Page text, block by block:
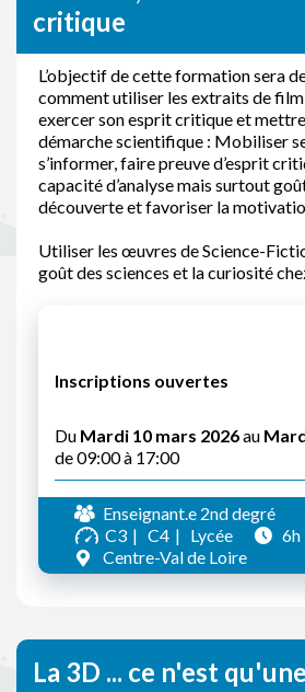
critique
L’objectif de cette formation sera
comment utiliser les extraits de
exercer son esprit critique et
démarche scientifique : Mobiliser
s’informer, faire preuve d’esprit
capacité d’analyse mais surtout
découverte et favoriser la
Utiliser les œuvres de Science-
goût des sciences et la curiosité
Inscriptions ouvertes
Du Mardi 10 mars 2026au
de 09:00 à 17:00
Enseignant.e 2nd degré
C3
C4 Lycée
6h
Centre-Val de Loire
La 3D ... ce n'est